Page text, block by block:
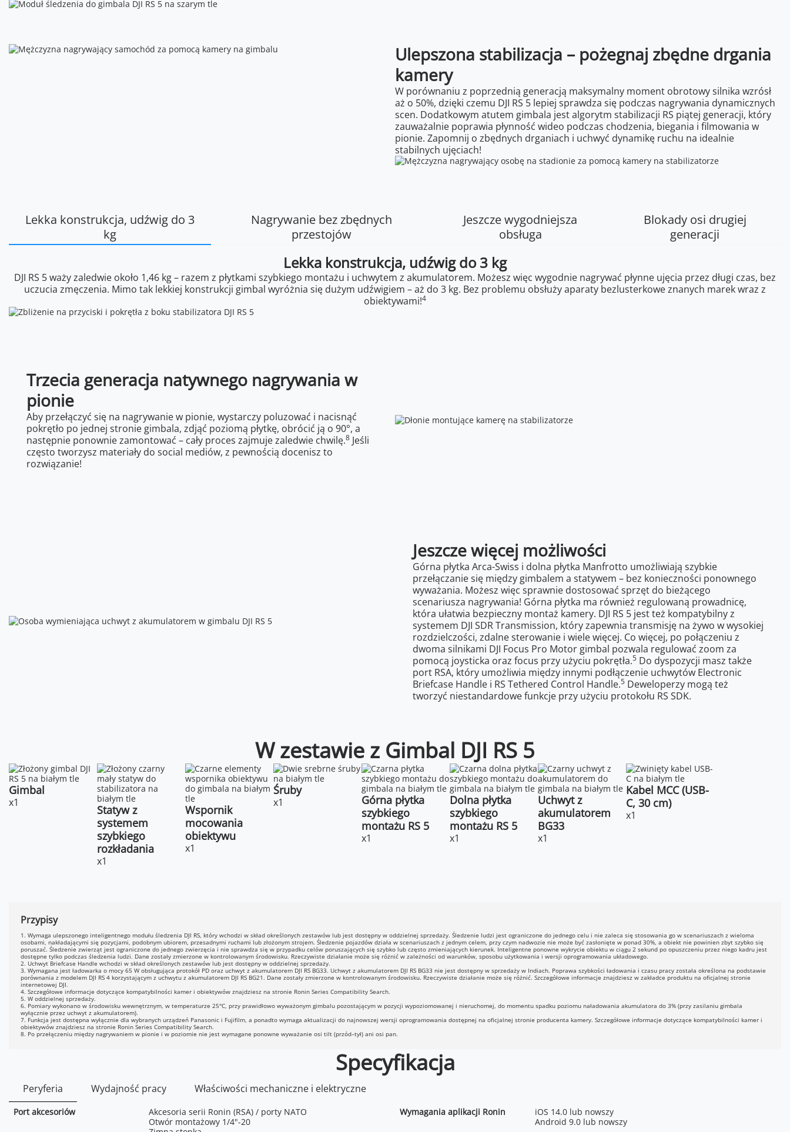
Ulepszona stabilizacja – pożegnaj zbędne drgania
kamery
W porównaniu z poprzednią generacją maksymalny moment obrotowy silnika wzrósł
aż o 50%, dzięki czemu DJI RS 5 lepiej sprawdza się podczas nagrywania dynamicznych
scen. Dodatkowym atutem gimbala jest algorytm stabilizacji RS piątej generacji, który
zauważalnie poprawia płynność wideo podczas chodzenia, biegania i filmowania w
pionie. Zapomnij o zbędnych drganiach i uchwyć dynamikę ruchu na idealnie
stabilnych ujęciach!
Lekka konstrukcja, udźwig do 3
kg
Nagrywanie bez zbędnych
przestojów
Jeszcze wygodniejsza
obsługa
Blokady osi drugiej
generacji
Lekka konstrukcja, udźwig do 3 kg
DJI RS 5 waży zaledwie około 1,46 kg – razem z płytkami szybkiego montażu i uchwytem z akumulatorem. Możesz więc wygodnie nagrywać płynne ujęcia przez długi czas, bez
uczucia zmęczenia. Mimo tak lekkiej konstrukcji gimbal wyróżnia się dużym udźwigiem – aż do 3 kg. Bez problemu obsłuży aparaty bezlusterkowe znanych marek wraz z
obiektywami!4
Trzecia generacja natywnego nagrywania w
pionie
Aby przełączyć się na nagrywanie w pionie, wystarczy poluzować i nacisnąć
pokrętło po jednej stronie gimbala, zdjąć poziomą płytkę, obrócić ją o 90°, a
następnie ponownie zamontować – cały proces zajmuje zaledwie chwilę.8 Jeśli
często tworzysz materiały do social mediów, z pewnością docenisz to
rozwiązanie!
Jeszcze więcej możliwości
Górna płytka Arca-Swiss i dolna płytka Manfrotto umożliwiają szybkie
przełączanie się między gimbalem a statywem – bez konieczności ponownego
wyważania. Możesz więc sprawnie dostosować sprzęt do bieżącego
scenariusza nagrywania! Górna płytka ma również regulowaną prowadnicę,
która ułatwia bezpieczny montaż kamery. DJI RS 5 jest też kompatybilny z
systemem DJI SDR Transmission, który zapewnia transmisję na żywo w wysokiej
rozdzielczości, zdalne sterowanie i wiele więcej. Co więcej, po połączeniu z
dwoma silnikami DJI Focus Pro Motor gimbal pozwala regulować zoom za
pomocą joysticka oraz focus przy użyciu pokrętła.5 Do dyspozycji masz także
port RSA, który umożliwia między innymi podłączenie uchwytów Electronic
Briefcase Handle i RS Tethered Control Handle.5 Deweloperzy mogą też
tworzyć niestandardowe funkcje przy użyciu protokołu RS SDK.
W zestawie z Gimbal DJI RS 5
Gimbal
x1
Statyw z
systemem
szybkiego
rozkładania
x1
Wspornik
mocowania
obiektywu
x1
Śruby
x1
Górna płytka
szybkiego
montażu RS 5
x1
Dolna płytka
szybkiego
montażu RS 5
x1
Uchwyt z
akumulatorem
BG33
x1
Kabel MCC (USB-
C, 30 cm)
x1
Przypisy
1. Wymaga ulepszonego inteligentnego modułu śledzenia DJI RS, który wchodzi w skład określonych zestawów lub jest dostępny w oddzielnej sprzedaży. Śledzenie ludzi jest ograniczone do jednego celu i nie zaleca się stosowania go w scenariuszach z wieloma
osobami, nakładającymi się pozycjami, podobnym ubiorem, przesadnymi ruchami lub złożonym strojem. Śledzenie pojazdów działa w scenariuszach z jednym celem, przy czym nadwozie nie może być zasłonięte w ponad 30%, a obiekt nie powinien zbyt szybko się
poruszać. Śledzenie zwierząt jest ograniczone do jednego zwierzęcia i nie sprawdza się w przypadku celów poruszających się szybko lub często zmieniających kierunek. Inteligentne ponowne wykrycie obiektu w ciągu 2 sekund po opuszczeniu przez niego kadru jest
dostępne tylko podczas śledzenia ludzi. Dane zostały zmierzone w kontrolowanym środowisku. Rzeczywiste działanie może się różnić w zależności od warunków, sposobu użytkowania i wersji oprogramowania układowego.
2. Uchwyt Briefcase Handle wchodzi w skład określonych zestawów lub jest dostępny w oddzielnej sprzedaży.
3. Wymagana jest ładowarka o mocy 65 W obsługująca protokół PD oraz uchwyt z akumulatorem DJI RS BG33. Uchwyt z akumulatorem DJI RS BG33 nie jest dostępny w sprzedaży w Indiach. Poprawa szybkości ładowania i czasu pracy została określona na podstawie
porównania z modelem DJI RS 4 korzystającym z uchwytu z akumulatorem DJI RS BG21. Dane zostały zmierzone w kontrolowanym środowisku. Rzeczywiste działanie może się różnić. Szczegółowe informacje znajdziesz w zakładce produktu na oficjalnej stronie
internetowej DJI.
4. Szczegółowe informacje dotyczące kompatybilności kamer i obiektywów znajdziesz na stronie Ronin Series Compatibility Search.
5. W oddzielnej sprzedaży.
6. Pomiary wykonano w środowisku wewnętrznym, w temperaturze 25°C, przy prawidłowo wyważonym gimbalu pozostającym w pozycji wypoziomowanej i nieruchomej, do momentu spadku poziomu naładowania akumulatora do 3% (przy zasilaniu gimbala
wyłącznie przez uchwyt z akumulatorem).
7. Funkcja jest dostępna wyłącznie dla wybranych urządzeń Panasonic i Fujifilm, a ponadto wymaga aktualizacji do najnowszej wersji oprogramowania dostępnej na oficjalnej stronie producenta kamery. Szczegółowe informacje dotyczące kompatybilności kamer i
obiektywów znajdziesz na stronie Ronin Series Compatibility Search.
8. Po przełączeniu między nagrywaniem w pionie i w poziomie nie jest wymagane ponowne wyważanie osi tilt (przód–tył) ani osi pan.
Specyfikacja
Peryferia Wydajność pracy Właściwości mechaniczne i elektryczne
Port akcesoriów
Akcesoria serii Ronin (RSA) / porty NATO
Otwór montażowy 1/4"-20
Wymagania aplikacji Ronin
iOS 14.0 lub nowszy
Android 9.0 lub nowszy